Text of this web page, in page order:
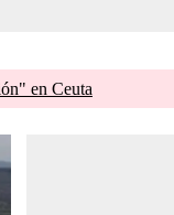
en Ceuta